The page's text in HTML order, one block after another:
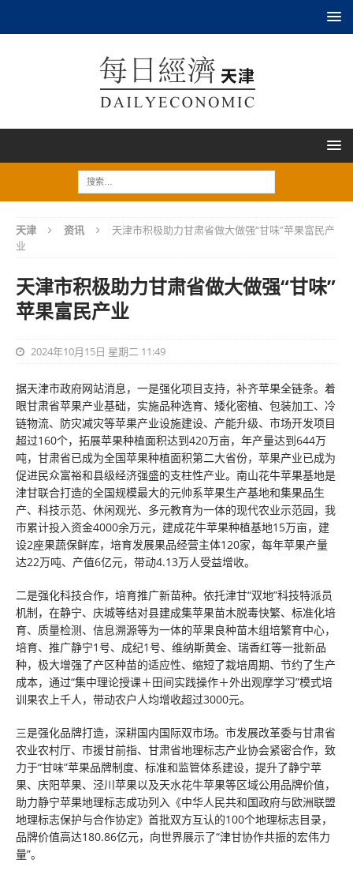
天津 资讯
天津市积极助力甘肃省做大做强“甘味”苹果富民产
业
天津市积极助力甘肃省做大做强“甘味”
苹果富民产业
2024年10月15日 星期二 11:49
据天津市政府网站消息，一是强化项目支持，补齐苹果全链条。着
眼甘肃省苹果产业基础，实施品种选育、矮化密植、包装加工、冷
链物流、防灾减灾等苹果产业设施建设、产能升级、市场开发项目
超过160个，拓展苹果种植面积达到420万亩，年产量达到644万
吨，甘肃省已成为全国苹果种植面积第二大省份，苹果产业已成为
促进民众富裕和县级经济强盛的支柱性产业。南山花牛苹果基地是
津甘联合打造的全国规模最大的元帅系苹果生产基地和集果品生
产、科技示范、休闲观光、多元教育为一体的现代农业示范园，我
市累计投入资金4000余万元，建成花牛苹果种植基地15万亩，建
设2座果蔬保鲜库，培育发展果品经营主体120家，每年苹果产量
达22万吨、产值6亿元，带动4.13万人受益增收。
二是强化科技合作，培育推广新苗种。依托津甘“双地”科技特派员
机制，在静宁、庆城等结对县建成集苹果苗木脱毒快繁、标准化培
育、质量检测、信息溯源等为一体的苹果良种苗木组培繁育中心，
培育、推广静宁1号、成纪1号、维纳斯黄金、瑞香红等一批新品
种，极大增强了产区种苗的适应性、缩短了栽培周期、节约了生产
成本，通过“集中理论授课＋田间实践操作＋外出观摩学习”模式培
训果农上千人，带动农户人均增收超过3000元。
三是强化品牌打造，深耕国内国际双市场。市发展改革委与甘肃省
农业农村厅、市援甘前指、甘肃省地理标志产业协会紧密合作，致
力于“甘味”苹果品牌制度、标准和监管体系建设，提升了静宁苹
果、庆阳苹果、泾川苹果以及天水花牛苹果等区域公用品牌价值，
助力静宁苹果地理标志成功列入《中华人民共和国政府与欧洲联盟
地理标志保护与合作协定》首批双方互认的100个地理标志目录，
品牌价值高达180.86亿元，向世界展示了“津甘协作共振的宏伟力
量”。